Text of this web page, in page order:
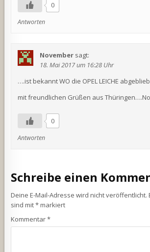
0
Antworten
November sagt:
18. Mai 2017 um 16:28 Uhr
….ist bekannt WO die OPEL LEICHE
mit freundlichen Grüßen aus
0
Antworten
Schreibe einen
Deine E-Mail-Adresse wird nicht veröffentlicht.
sind mit*markiert
Kommentar*